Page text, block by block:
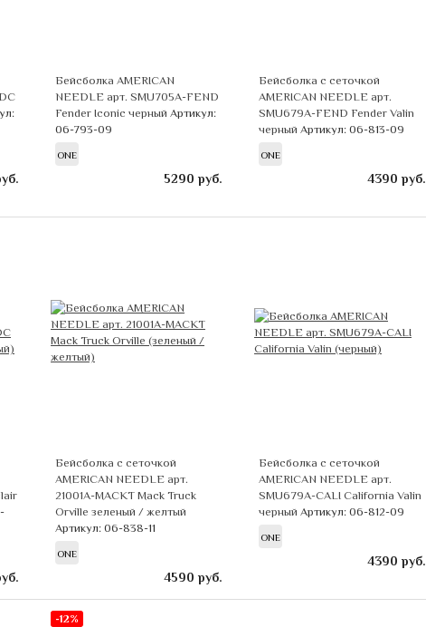
Бейсболка AMERICAN
NEEDLE арт. SMU705A-FEND
Fender Iconic черный Артикул:
06-793-09
ONE
5290 руб.
Бейсболка с сеточкой
AMERICAN NEEDLE арт.
SMU679A-FEND Fender Valin
черный Артикул: 06-813-09
ONE
4390 руб.
Бейсболка с сеточкой
AMERICAN NEEDLE арт.
21001A-MACKT Mack Truck
Orville зеленый / желтый
Артикул: 06-838-11
ONE
4590 руб.
Бейсболка с сеточкой
AMERICAN NEEDLE арт.
SMU679A-CALI California Valin
черный Артикул: 06-812-09
ONE
4390 руб.
-12%